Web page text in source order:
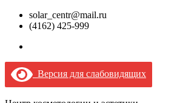
solar_centr@mail.ru
(4162) 425-999
Версия для слабовидящих